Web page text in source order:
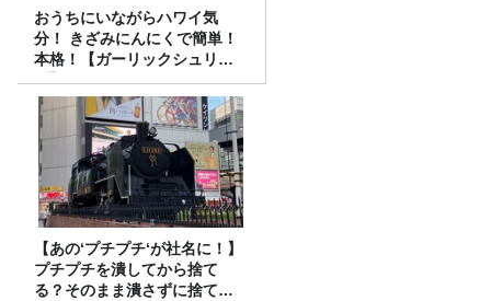
おうちにいながらハワイ気
分！ きざみにんにくで簡単！
本格！【ガーリックシュリン
プ】 桃屋のかんたんレシピ
【あの‘プチプチ‘が社名に！】
プチプチを潰してから捨て
る？そのまま潰さずに捨て